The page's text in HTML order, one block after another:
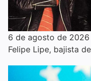
6 de agosto de 2026
Felipe Lipe, bajista